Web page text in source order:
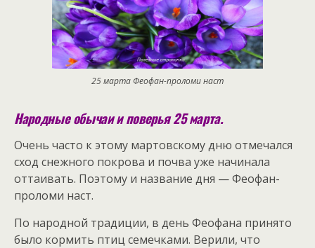
25 марта Феофан-проломи наст
Народные обычаи и поверья 25 марта.
Очень часто к этому мартовскому дню отмечался
сход снежного покрова и почва уже начинала
оттаивать. Поэтому и название дня — Феофан-
проломи наст.
По народной традиции, в день Феофана принято
было кормить птиц семечками. Верили, что